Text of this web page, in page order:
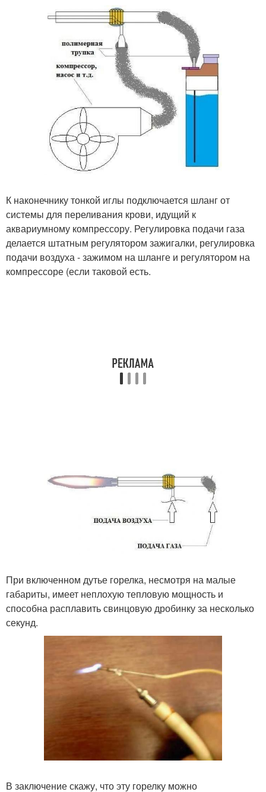
К наконечнику тонкой иглы подключается шланг от
системы для переливания крови, идущий к
аквариумному компрессору. Регулировка подачи газа
делается штатным регулятором зажигалки, регулировка
подачи воздуха - зажимом на шланге и регулятором на
компрессоре (если таковой есть.
При включенном дутье горелка, несмотря на малые
габариты, имеет неплохую тепловую мощность и
способна расплавить свинцовую дробинку за несколько
секунд.
В заключение скажу, что эту горелку можно